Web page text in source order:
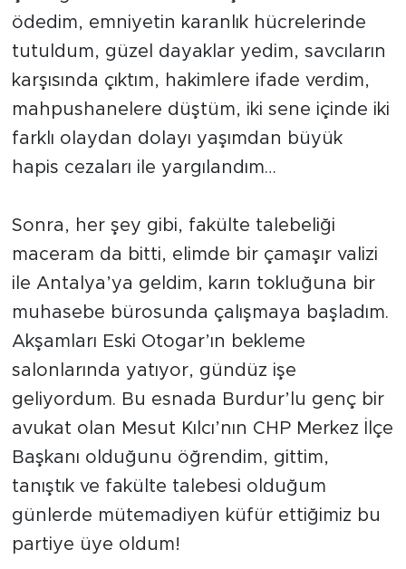
ödedim, emniyetin karanlık hücrelerinde
tutuldum, güzel dayaklar yedim, savcıların
karşısında çıktım, hakimlere ifade verdim,
mahpushanelere düştüm, iki sene içinde iki
farklı olaydan dolayı yaşımdan büyük
hapis cezaları ile yargılandım…
Sonra, her şey gibi, fakülte talebeliği
maceram da bitti, elimde bir çamaşır valizi
ile Antalya’ya geldim, karın tokluğuna bir
muhasebe bürosunda çalışmaya başladım.
Akşamları Eski Otogar’ın bekleme
salonlarında yatıyor, gündüz işe
geliyordum. Bu esnada Burdur’lu genç bir
avukat olan Mesut Kılcı’nın CHP Merkez İlçe
Başkanı olduğunu öğrendim, gittim,
tanıştık ve fakülte talebesi olduğum
günlerde mütemadiyen küfür ettiğimiz bu
partiye üye oldum!